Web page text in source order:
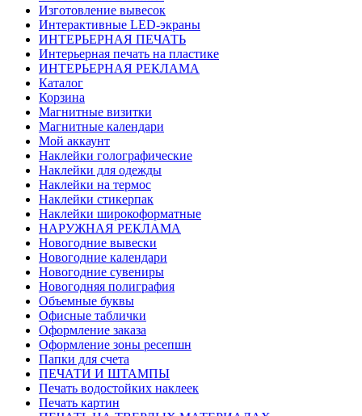
Изготовление вывесок
Интерактивные LED-экраны
ИНТЕРЬЕРНАЯ ПЕЧАТЬ
Интерьерная печать на пластике
ИНТЕРЬЕРНАЯ РЕКЛАМА
Каталог
Корзина
Магнитные визитки
Магнитные календари
Мой аккаунт
Наклейки голографические
Наклейки для одежды
Наклейки на термос
Наклейки стикерпак
Наклейки широкоформатные
НАРУЖНАЯ РЕКЛАМА
Новогодние вывески
Новогодние календари
Новогодние сувениры
Новогодняя полиграфия
Объемные буквы
Офисные таблички
Оформление заказа
Оформление зоны ресепшн
Папки для счета
ПЕЧАТИ И ШТАМПЫ
Печать водостойких наклеек
Печать картин